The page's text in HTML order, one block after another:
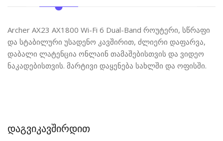
Archer AX23 AX1800 Wi-Fi 6 Dual-Band როუტერი, სწრაფი
და სტაბილური უსადენო კავშირით, ძლიერი დაფარვა,
დაბალი ლატენცია ონლაინ თამაშებისთვის და ვიდეო
ნაკადებისთვის. მარტივი დაყენება სახლში და ოფისში.
დაგვიკავშირდით